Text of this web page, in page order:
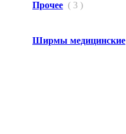
Прочее ( 3 )
Ширмы медицинские